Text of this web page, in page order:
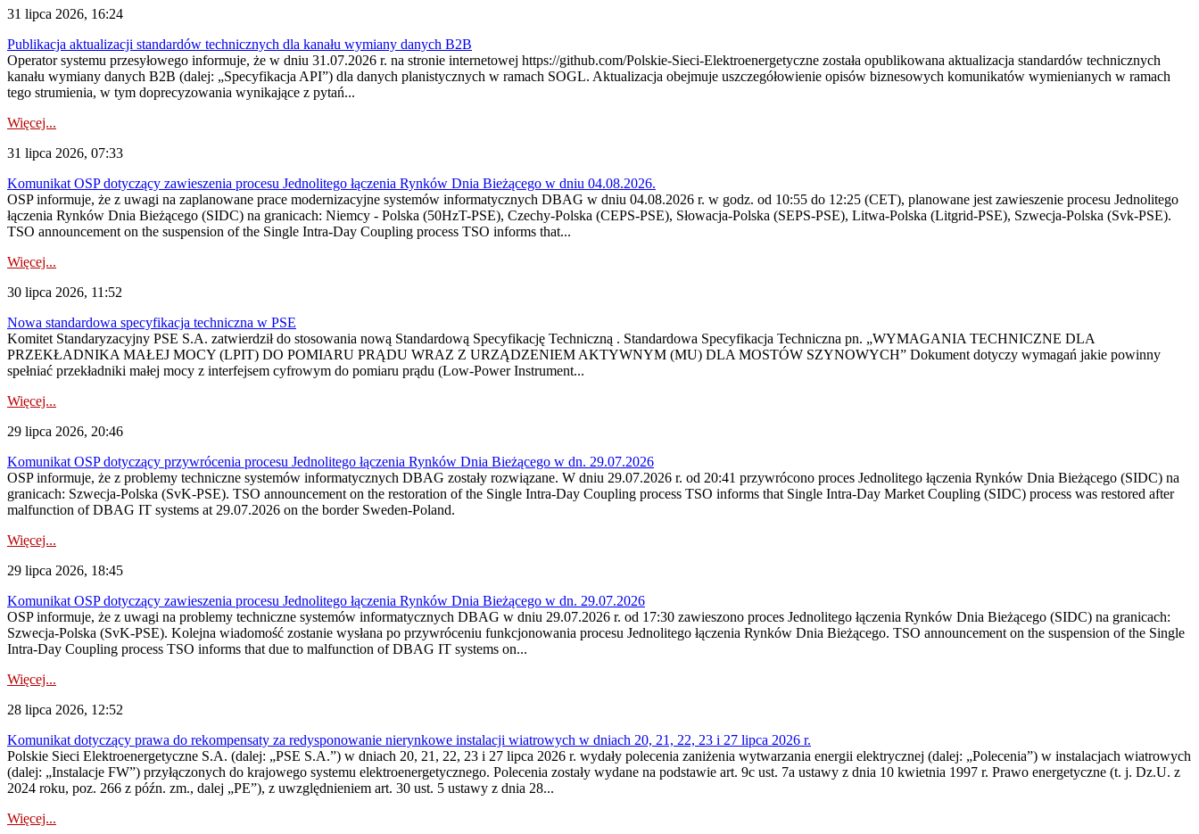
31 lipca 2026, 16:24
Publikacja aktualizacji standardów technicznych dla kanału wymiany danych B2B
Operator systemu przesyłowego informuje, że w dniu 31.07.2026 r. na stronie internetowej https://github.com/Polskie-Sieci-Elektroenergetyczne została opublikowana aktualizacja standardów technicznych
kanału wymiany danych B2B (dalej: „Specyfikacja API”) dla danych planistycznych w ramach SOGL. Aktualizacja obejmuje uszczegółowienie opisów biznesowych komunikatów wymienianych w ramach
tego strumienia, w tym doprecyzowania wynikające z pytań...
Więcej...
31 lipca 2026, 07:33
Komunikat OSP dotyczący zawieszenia procesu Jednolitego łączenia Rynków Dnia Bieżącego w dniu 04.08.2026.
OSP informuje, że z uwagi na zaplanowane prace modernizacyjne systemów informatycznych DBAG w dniu 04.08.2026 r. w godz. od 10:55 do 12:25 (CET), planowane jest zawieszenie procesu Jednolitego
łączenia Rynków Dnia Bieżącego (SIDC) na granicach: Niemcy - Polska (50HzT-PSE), Czechy-Polska (CEPS-PSE), Słowacja-Polska (SEPS-PSE), Litwa-Polska (Litgrid-PSE), Szwecja-Polska (Svk-PSE).
TSO announcement on the suspension of the Single Intra-Day Coupling process TSO informs that...
Więcej...
30 lipca 2026, 11:52
Nowa standardowa specyfikacja techniczna w PSE
Komitet Standaryzacyjny PSE S.A. zatwierdził do stosowania nową Standardową Specyfikację Techniczną . Standardowa Specyfikacja Techniczna pn. „WYMAGANIA TECHNICZNE DLA
PRZEKŁADNIKA MAŁEJ MOCY (LPIT) DO POMIARU PRĄDU WRAZ Z URZĄDZENIEM AKTYWNYM (MU) DLA MOSTÓW SZYNOWYCH” Dokument dotyczy wymagań jakie powinny
spełniać przekładniki małej mocy z interfejsem cyfrowym do pomiaru prądu (Low-Power Instrument...
Więcej...
29 lipca 2026, 20:46
Komunikat OSP dotyczący przywrócenia procesu Jednolitego łączenia Rynków Dnia Bieżącego w dn. 29.07.2026
OSP informuje, że z problemy techniczne systemów informatycznych DBAG zostały rozwiązane. W dniu 29.07.2026 r. od 20:41 przywrócono proces Jednolitego łączenia Rynków Dnia Bieżącego (SIDC) na
granicach: Szwecja-Polska (SvK-PSE). TSO announcement on the restoration of the Single Intra-Day Coupling process TSO informs that Single Intra-Day Market Coupling (SIDC) process was restored after
malfunction of DBAG IT systems at 29.07.2026 on the border Sweden-Poland.
Więcej...
29 lipca 2026, 18:45
Komunikat OSP dotyczący zawieszenia procesu Jednolitego łączenia Rynków Dnia Bieżącego w dn. 29.07.2026
OSP informuje, że z uwagi na problemy techniczne systemów informatycznych DBAG w dniu 29.07.2026 r. od 17:30 zawieszono proces Jednolitego łączenia Rynków Dnia Bieżącego (SIDC) na granicach:
Szwecja-Polska (SvK-PSE). Kolejna wiadomość zostanie wysłana po przywróceniu funkcjonowania procesu Jednolitego łączenia Rynków Dnia Bieżącego. TSO announcement on the suspension of the Single
Intra-Day Coupling process TSO informs that due to malfunction of DBAG IT systems on...
Więcej...
28 lipca 2026, 12:52
Komunikat dotyczący prawa do rekompensaty za redysponowanie nierynkowe instalacji wiatrowych w dniach 20, 21, 22, 23 i 27 lipca 2026 r.
Polskie Sieci Elektroenergetyczne S.A. (dalej: „PSE S.A.”) w dniach 20, 21, 22, 23 i 27 lipca 2026 r. wydały polecenia zaniżenia wytwarzania energii elektrycznej (dalej: „Polecenia”) w instalacjach wiatrowych
(dalej: „Instalacje FW”) przyłączonych do krajowego systemu elektroenergetycznego. Polecenia zostały wydane na podstawie art. 9c ust. 7a ustawy z dnia 10 kwietnia 1997 r. Prawo energetyczne (t. j. Dz.U. z
2024 roku, poz. 266 z późn. zm., dalej „PE”), z uwzględnieniem art. 30 ust. 5 ustawy z dnia 28...
Więcej...